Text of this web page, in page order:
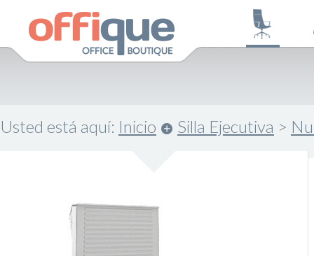
Usted está aquí: Inicio Silla Ejecutiva >